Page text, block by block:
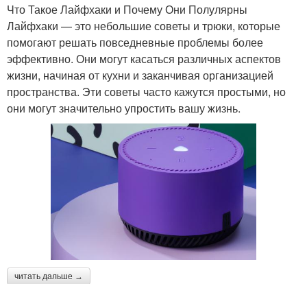
Что Такое Лайфхаки и Почему Они Полулярны
Лайфхаки — это небольшие советы и трюки, которые
помогают решать повседневные проблемы более
эффективно. Они могут касаться различных аспектов
жизни, начиная от кухни и заканчивая организацией
пространства. Эти советы часто кажутся простыми, но
они могут значительно упростить вашу жизнь.
читать дальше →